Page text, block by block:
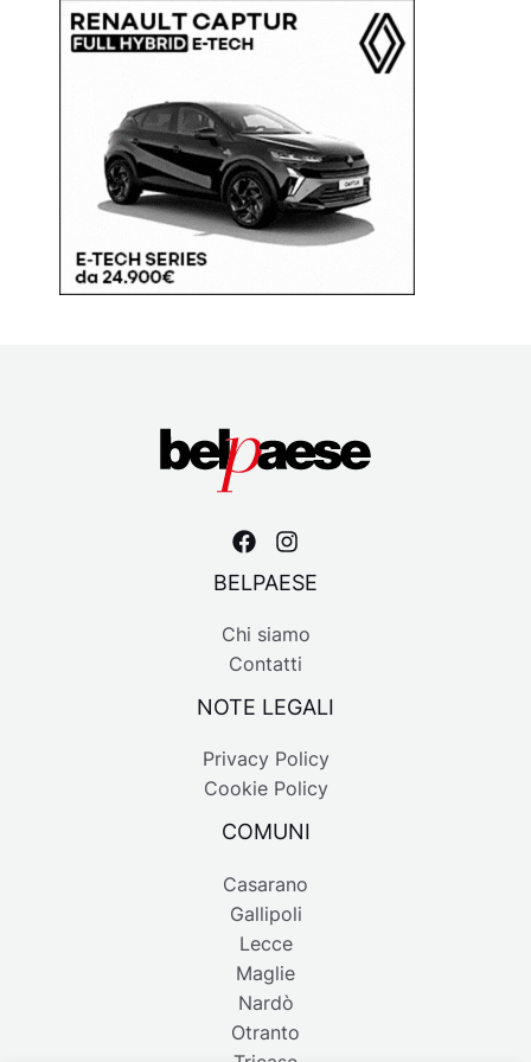
BELPAESE
Chi siamo
Contatti
NOTE LEGALI
Privacy Policy
Cookie Policy
COMUNI
Casarano
Gallipoli
Lecce
Maglie
Nardò
Otranto